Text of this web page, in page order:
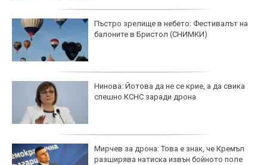
Пъстро зрелище в небето: Фестивалът на
балоните в Бристол (СНИМКИ)
Нинова: Йотова да не се крие, а да свика
спешно КСНС заради дрона
Мирчев за дрона: Това е знак, че Кремъл
разширява натиска извън бойното поле